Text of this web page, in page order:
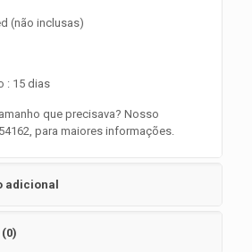
(não inclusas)
: 15 dias
que precisava? Nosso
para maiores informações.
adicional